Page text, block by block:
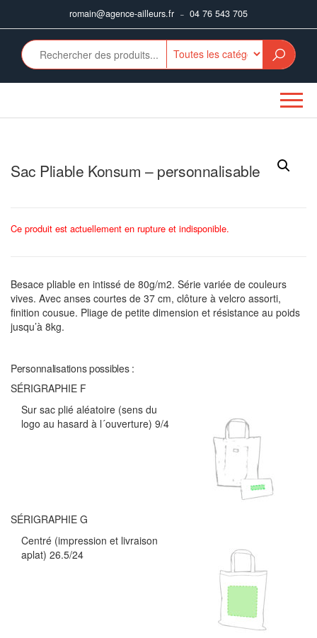
romain@agence-ailleurs.fr – 04 76 543 705
Sac Pliable Konsum – personnalisable
Ce produit est actuellement en rupture et indisponible.
Besace pliable en intissé de 80g/m2. Série variée de couleurs
vives. Avec anses courtes de 37 cm, clôture à velcro assorti,
finition cousue. Pliage de petite dimension et résistance au poids
jusqu’à 8kg.
Personnalisations possibles :
SÉRIGRAPHIE F
Sur sac plié aléatoire (sens du
logo au hasard à l´ouverture) 9/4
SÉRIGRAPHIE G
Centré (impression et livraison
aplat) 26.5/24